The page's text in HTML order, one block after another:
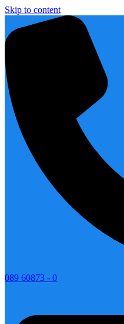
Skip to content
089 60873 - 0